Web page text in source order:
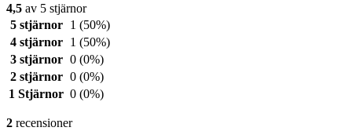
4,5 av 5 stjärnor
5 stjärnor
1 (50%)
4 stjärnor
1 (50%)
3 stjärnor 0 (0%)
2 stjärnor 0 (0%)
1 Stjärnor 0 (0%)
2 recensioner